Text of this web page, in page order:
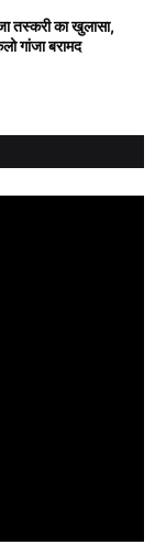
तस्करी का खुलासा,
गांजा बरामद